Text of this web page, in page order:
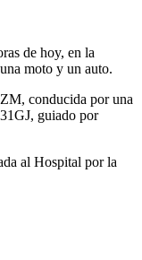
de hoy, en la
moto y un auto.
conducida por una
guiado por
al Hospital por la